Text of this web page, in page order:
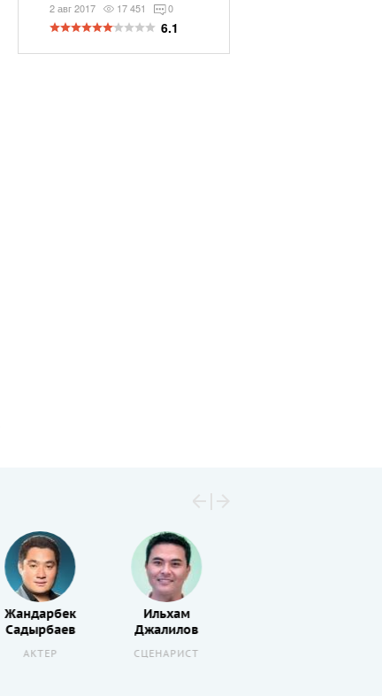
2 авг 2017 17 451 0
6.1
Жандарбек
Садырбаев
АКТЕР
Ильхам
Джалилов
СЦЕНАРИСТ